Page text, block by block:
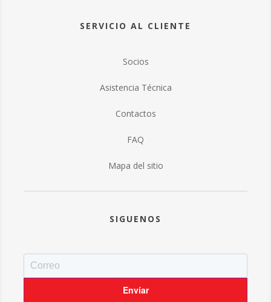
SERVICIO AL CLIENTE
Socios
Asistencia Técnica
Contactos
FAQ
Mapa del sitio
SIGUENOS